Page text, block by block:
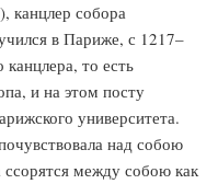
канцлер собора
в Париже, с 1217–
то есть
и на этом посту
университета.
над собою
между собою как